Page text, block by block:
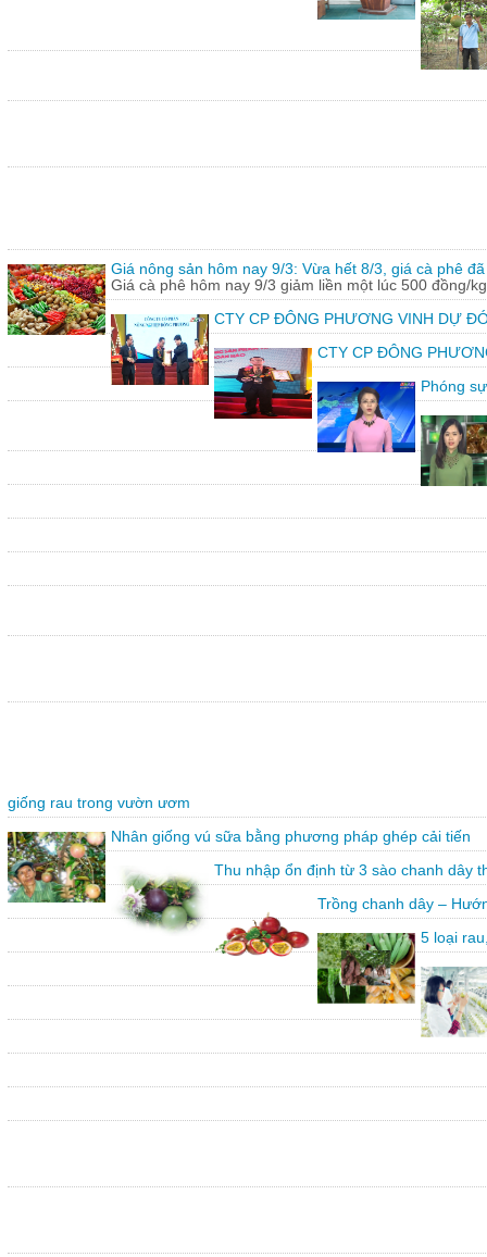
Giá nông sản hôm nay 9/3: Vừa hết 8/3, giá cà phê
Giá cà phê hôm nay 9/3 giảm liền một lúc 500 đồng/
CTY CP ĐÔNG PHƯƠNG VINH DỰ
CTY CP ĐÔNG
Phóng
giống rau trong vườn ươm
Nhân giống vú sữa bằng phương pháp ghép cải tiến
Thu nhập ổn định từ 3 sào chanh dây
Trồng chanh dây –
5 loại